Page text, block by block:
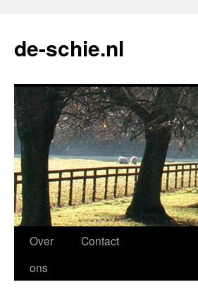
de-schie.nl
Spring
naar
Over
ons
Contact